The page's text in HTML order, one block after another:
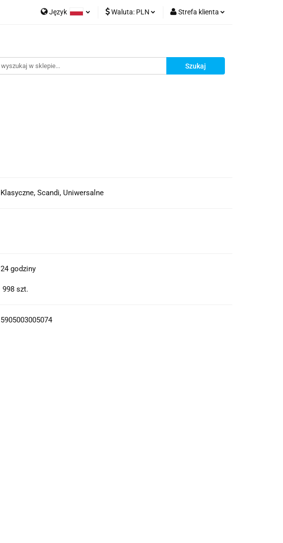
Język Waluta: PLN Strefa klienta
Dodaj zgłoszenie
Klasyczne, Scandi, Uniwersalne
24 godziny
998 szt.
5905003005074